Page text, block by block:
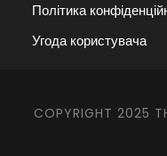
Політика
Угода користувача
COPYRIGHT 2025